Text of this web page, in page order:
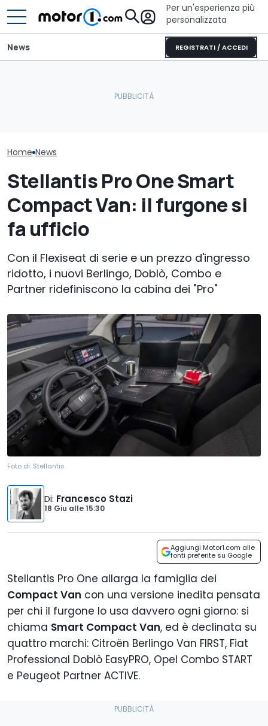
Per un'esperienza più
personalizzata
REGISTRATI / ACCEDI
News
Home News
Stellantis Pro One Smart
Compact Van: il furgone si
fa ufficio
Con il Flexiseat di serie e un prezzo d'ingresso
ridotto, i nuovi Berlingo, Doblò, Combo e
Partner ridefiniscono la cabina dei "Pro"
Foto di: Stellantis
Di: Francesco Stazi
18 Giu alle15:30
Aggiungi Motor1.com alle
fonti preferite su Google
Stellantis Pro One allarga la famiglia dei
Compact Van con una versione inedita pensata
per chi il furgone lo usa davvero ogni giorno: si
chiama Smart Compact Van, ed è declinata su
quattro marchi: Citroën Berlingo Van FIRST, Fiat
Professional Doblò EasyPRO, Opel Combo START
e Peugeot Partner ACTIVE.